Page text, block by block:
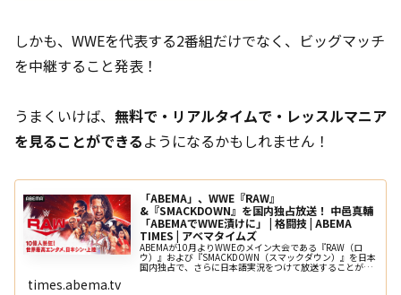
しかも、WWEを代表する2番組だけでなく、ビッグマッチ
を中継すること発表！
うまくいけば、 無料で・リアルタイムで・レッスルマニア
を見ることができるようになるかもしれません！
「ABEMA」、WWE『RAW』
&『SMACKDOWN』を国内独占放送！ 中邑真輔
「ABEMAでWWE漬けに」 | 格闘技 | ABEMA
TIMES | アベマタイムズ
ABEMAが10月よりWWEのメイン大会である『RAW（ロ
ウ）』および『SMACKDOWN（スマックダウン）』を日本
国内独占で、さらに日本語実況をつけて放送することが決
times.abema.tv